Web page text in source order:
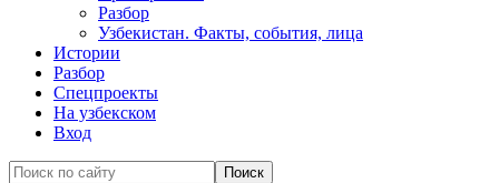
Разбор
Узбекистан. Факты, события, лица
Истории
Разбор
Спецпроекты
На узбекском
Вход